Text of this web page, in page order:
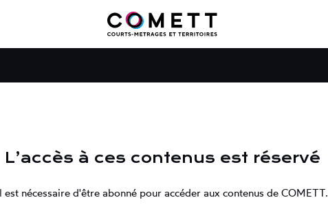
L’accès à ces contenus est réservé
est nécessaire d'être abonné pour accéder aux contenus de COMETT.